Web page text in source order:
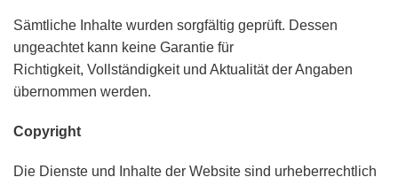
Sämtliche Inhalte wurden sorgfältig geprüft. Dessen
ungeachtet kann keine Garantie für
Richtigkeit, Vollständigkeit und Aktualität der Angaben
übernommen werden.
Copyright
Die Dienste und Inhalte der Website sind urheberrechtlich